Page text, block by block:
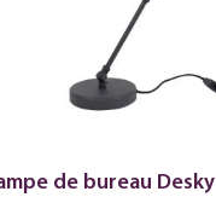
de bureau Desky